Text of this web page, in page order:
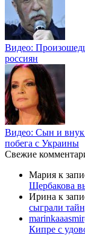
Видео:
россиян
Видео: Сын и
побега с Украины
Свежие
Мария к
Щербакова
Ирина к
сыграли
Кипре с